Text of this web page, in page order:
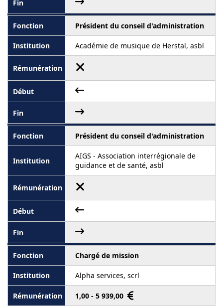
Président du conseil d'administration
Académie de musique de Herstal, asbl
Président du conseil d'administration
AIGS - Association interrégionale de
guidance et de santé, asbl
Chargé de mission
Alpha services, scrl
1,00 - 5 939,00